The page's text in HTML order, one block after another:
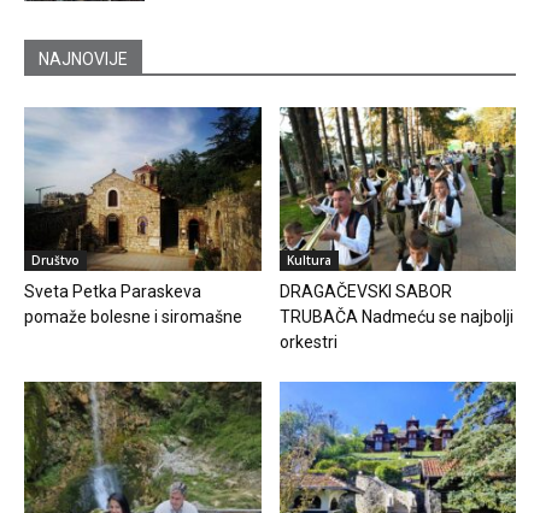
NAJNOVIJE
Društvo
Sveta Petka Paraskeva
pomaže bolesne i siromašne
Kultura
DRAGAČEVSKI SABOR
TRUBAČA Nadmeću se najbolji
orkestri